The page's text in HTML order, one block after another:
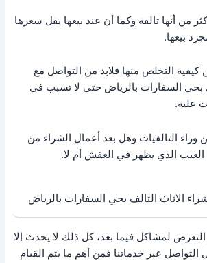
من أنها تالفة وكما أن عند بيعها يقل سعرها
بيعها.
التخلص منها فلابد من التواصل مع
بحي السفارات بالرياض حتى لا تسبب في
علية.
التالفيات وهل بعد أعمال الشراء من
الذي يظهر في العفش أم لا.
الاثاث التالف بحي السفارات بالرياض
لمشاكل فيما بعد، كل ذلك لا يحدث إلا
التواصل عبر خدماتنا فمن أهم ما يتم القيام